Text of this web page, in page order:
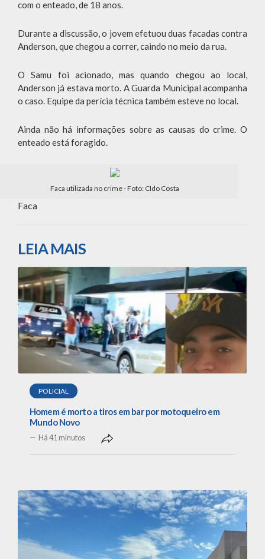
com o enteado, de 18 anos.
Durante a discussão, o jovem efetuou duas facadas contra
Anderson, que chegou a correr, caindo no meio da rua.
O Samu foi acionado, mas quando chegou ao local,
Anderson já estava morto. A Guarda Municipal acompanha
o caso. Equipe da perícia técnica também esteve no local.
Ainda não há informações sobre as causas do crime. O
enteado está foragido.
Faca utilizada no crime - Foto: CIdo Costa
Faca
LEIA MAIS
POLICIAL
Homem é morto a tiros em bar por motoqueiro em
Mundo Novo
Há 41 minutos